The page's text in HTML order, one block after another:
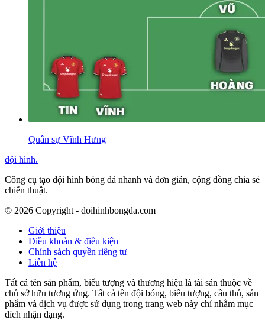
Quân sự Vĩnh Hưng
đội hình.
Công cụ tạo đội hình bóng đá nhanh và đơn giản, cộng đồng chia sẻ
chiến thuật.
© 2026 Copyright - doihinhbongda.com
Giới thiệu
Điều khoản & điều kiện
Chính sách quyền riêng tư
Liên hệ
Tất cả tên sản phẩm, biểu tượng và thương hiệu là tài sản thuộc về
chủ sở hữu tương ứng. Tất cả tên đội bóng, biểu tượng, cầu thủ, sản
phẩm và dịch vụ được sử dụng trong trang web này chỉ nhằm mục
đích nhận dạng.